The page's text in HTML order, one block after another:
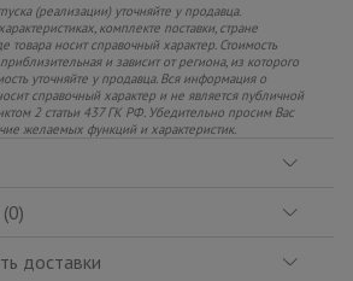
(реализации) уточняйте у продавца.
комплекте поставки, стране
товара носит справочный характер. Стоимость
и зависит от региона, из которого
уточняйте у продавца. Вся информация о
справочный характер и не является публичной
2 статьи 437 ГК РФ. Убедительно просим Вас
желаемых функций и характеристик.
доставки